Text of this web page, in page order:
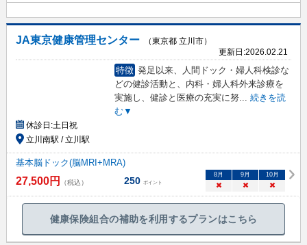
JA東京健康管理センター
（東京都 立川市）
更新日:2026.02.21
特徴 発足以来、人間ドック・婦人科検診な
どの健診活動と、内科・婦人科外来診療を
実施し、健診と医療の充実に努... 続きを読
む▼
休診日:土日祝
立川南駅 / 立川駅
基本脳ドック(脳MRI+MRA)
27,500円 （税込） 250 ポイント
8月 9月 10月
× × ×
健康保険組合の補助を利用するプランはこちら